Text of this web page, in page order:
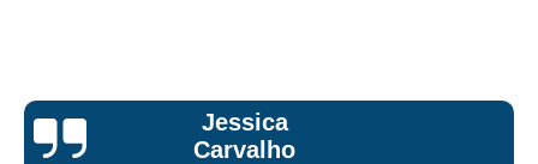
Jessica
Carvalho